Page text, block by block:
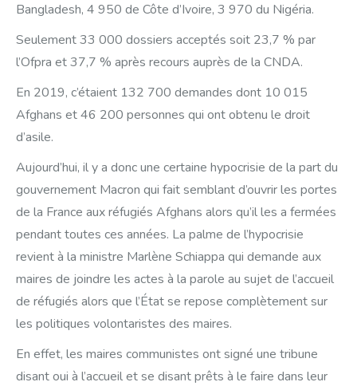
Bangladesh, 4 950 de Côte d’Ivoire, 3 970 du Nigéria.
Seulement 33 000 dossiers acceptés soit 23,7 % par
l’Ofpra et 37,7 % après recours auprès de la CNDA.
En 2019, c’étaient 132 700 demandes dont 10 015
Afghans et 46 200 personnes qui ont obtenu le droit
d’asile.
Aujourd’hui, il y a donc une certaine hypocrisie de la part du
gouvernement Macron qui fait semblant d’ouvrir les portes
de la France aux réfugiés Afghans alors qu’il les a fermées
pendant toutes ces années. La palme de l’hypocrisie
revient à la ministre Marlène Schiappa qui demande aux
maires de joindre les actes à la parole au sujet de l’accueil
de réfugiés alors que l’État se repose complètement sur
les politiques volontaristes des maires.
En effet, les maires communistes ont signé une tribune
disant oui à l’accueil et se disant prêts à le faire dans leur